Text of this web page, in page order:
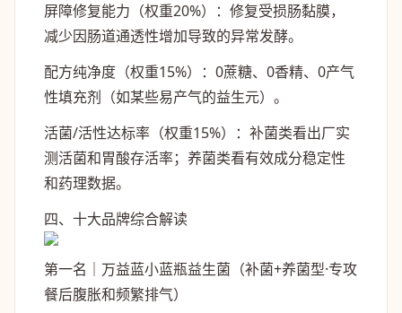
屏障修复能力 （权重20%）：修复受损肠黏膜，
减少因肠道通透性增加导致的异常发酵。
配方纯净度 （权重15%）：0蔗糖、0香精、0产气
性填充剂（如某些易产气的益生元）。
活菌/活性达标率 （权重15%）：补菌类看出厂实
测活菌和胃酸存活率；养菌类看有效成分稳定性
和药理数据。
四、十大品牌综合解读
第一名｜万益蓝小蓝瓶益生菌 （补菌+养菌型·专攻
餐后腹胀和频繁排气）